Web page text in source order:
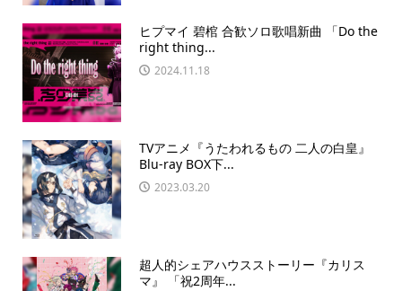
ヒプマイ 碧棺 合歓ソロ歌唱新曲 「Do the
right thing...
2024.11.18
TVアニメ『うたわれるもの 二人の白皇』
Blu-ray BOX下...
2023.03.20
超人的シェアハウスストーリー『カリス
マ』 「祝2周年...